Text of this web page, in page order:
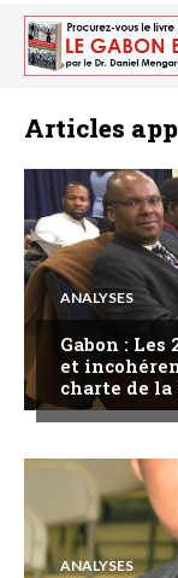
Articles
ANALYSES
Gabon :
et
charte de
ANALYSES